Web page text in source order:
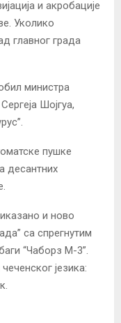
и акробације
Уколико
главног града
министра
Шојгуа,
пушке
десантних
и ново
са спрегнутим
“Чаборз М-3”.
језика: